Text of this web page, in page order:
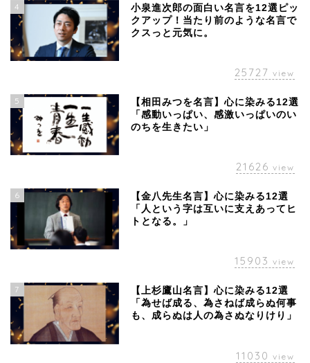
4
小泉進次郎の面白い名言を12選ピッ
クアップ！当たり前のような名言で
クスっと元気に。
25727 view
5
【相田みつを名言】心に染みる12選
「感動いっぱい、感激いっぱいのい
のちを生きたい」
21626 view
6
【金八先生名言】心に染みる12選
「人という字は互いに支えあってヒ
トとなる。」
15903 view
7
【上杉鷹山名言】心に染みる12選
「為せば成る、為さねば成らぬ何事
も、成らぬは人の為さぬなりけり」
11030 view